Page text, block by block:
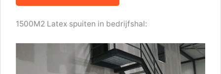
1500M2 Latex spuiten in bedrijfshal: